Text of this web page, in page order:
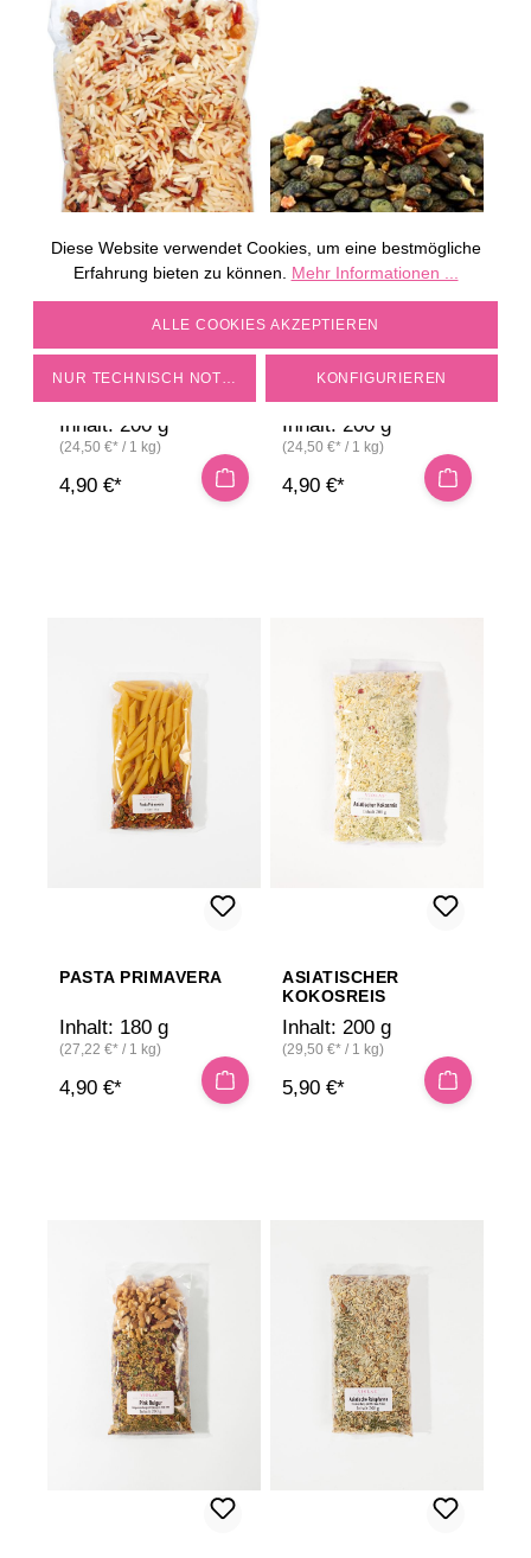
TOMATEN CHILI REIS
Inhalt: 200 g
(24,50 €* / 1 kg)
4,90 €*
PROVENZALISCHER
Inhalt: 200 g
(24,50 €* / 1 kg)
4,90 €*
PASTA PRIMAVERA
Inhalt: 180 g
(27,22 €* / 1 kg)
4,90 €*
ASIATISCHER
KOKOSREIS
Inhalt: 200 g
(29,50 €* / 1 kg)
5,90 €*
Diese Website verwendet Cookies, um eine bestmögliche
Erfahrung bieten zu können. Mehr Informationen ...
COOKIE-EINSTELLUNGEN
ALLE COOKIES AKZEPTIEREN
NUR TECHNISCH NOTWENDIGE KONFIGURIEREN